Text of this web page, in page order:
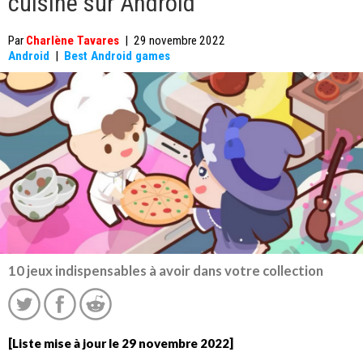
Par Charlène Tavares | 29 novembre 2022
Android | Best Android games
10 jeux indispensables à avoir dans votre collection
[Liste mise à jour le 29 novembre 2022]